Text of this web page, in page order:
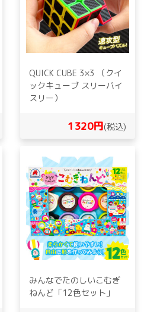
QUICK CUBE 3×3 （クイ
ックキューブ スリーバイ
スリー）
1320円(税込)
みんなでたのしいこむぎ
ねんど「12色セット」